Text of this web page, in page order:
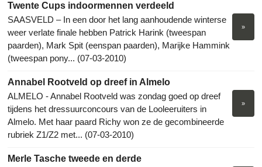
Twente Cups indoormennen verdeeld
»
SAASVELD – In een door het lang aanhoudende winterse
weer verlate finale hebben Patrick Harink (tweespan
paarden), Mark Spit (eenspan paarden), Marijke Hammink
(tweespan pony... (07-03-2010)
Annabel Rootveld op dreef in Almelo
»
ALMELO - Annabel Rootveld was zondag goed op dreef
tijdens het dressuurconcours van de Looleeruiters in
Almelo. Met haar paard Richy won ze de gecombineerde
rubriek Z1/Z2 met... (07-03-2010)
Merle Tasche tweede en derde